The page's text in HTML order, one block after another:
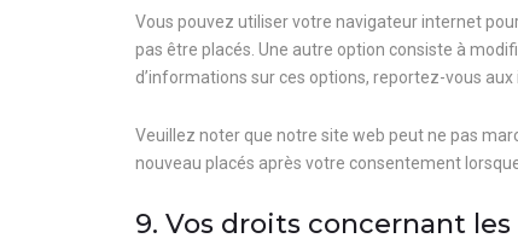
Vous pouvez utiliser votre navigateur internet
pas être placés. Une autre option consiste à
d’informations sur ces options, reportez-vous
Veuillez noter que notre site web peut ne pas
nouveau placés après votre consentement
9. Vos droits concernant